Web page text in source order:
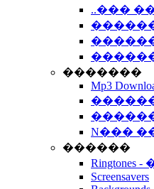
..���
�������
Mp3
N���
������
Ringtones
Screensavers